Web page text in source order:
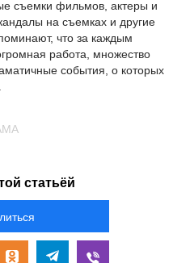
съемки фильмов, актеры и
на съемках и другие
что за каждым
работа, множество
события, о которых
статьёй